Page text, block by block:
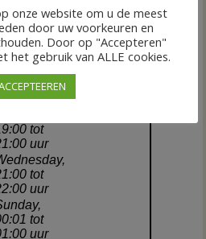
onze website om u de meest
door uw voorkeuren en
Door op "Accepteren"
het gebruik van ALLE cookies.